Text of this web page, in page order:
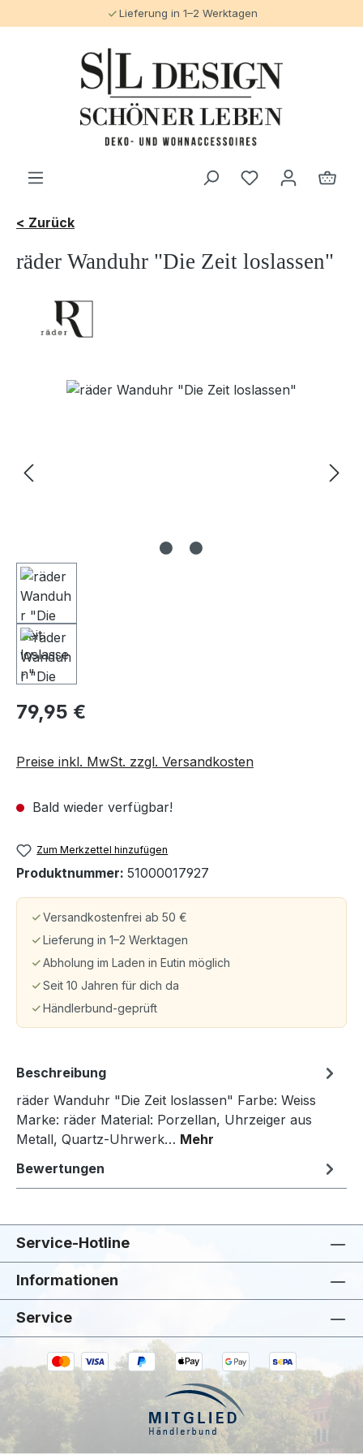
Lieferung in 1–2 Werktagen
< Zurück
räder Wanduhr "Die Zeit loslassen"
Bildergalerie überspringen
79,95 €
Preise inkl. MwSt. zzgl. Versandkosten
Bald wieder verfügbar!
Zum Merkzettel hinzufügen
Produktnummer: 51000017927
Versandkostenfrei ab 50 €
Lieferung in 1–2 Werktagen
Abholung im Laden in Eutin möglich
Seit 10 Jahren für dich da
Händlerbund-geprüft
Beschreibung
räder Wanduhr "Die Zeit loslassen" Farbe: Weiss
Marke: räder Material: Porzellan, Uhrzeiger aus
Metall, Quartz-Uhrwerk… Mehr
Bewertungen
Service-Hotline
Informationen
Service